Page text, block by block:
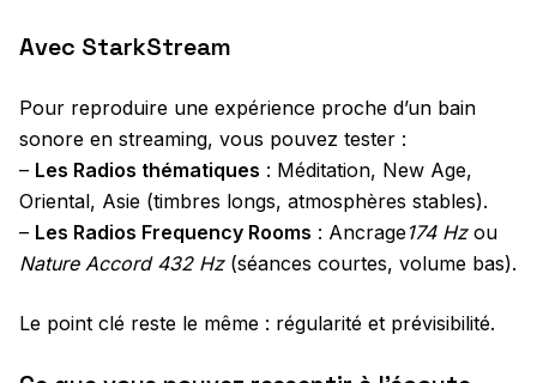
Avec StarkStream
Pour reproduire une expérience proche d’un bain
sonore en streaming, vous pouvez tester :
– Les Radios thématiques : Méditation, New Age,
Oriental, Asie (timbres longs, atmosphères stables).
– Les Radios Frequency Rooms : Ancrage174 Hzou
Nature Accord 432 Hz(séances courtes, volume bas).
Le point clé reste le même : régularité et prévisibilité.